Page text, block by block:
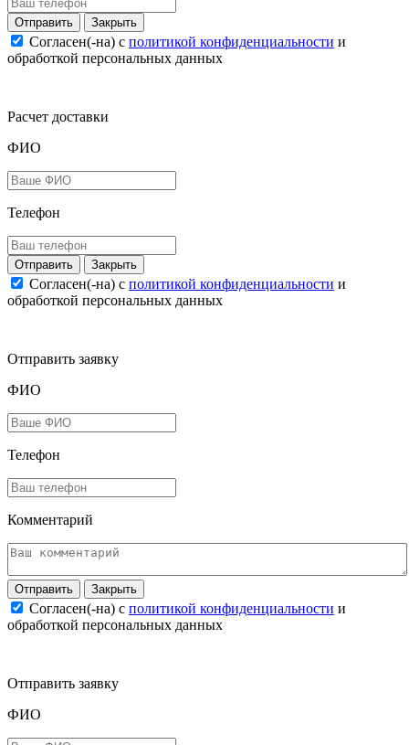
Закрыть
Согласен(-на) c политикой конфиденциальности и
обработкой персональных данных
Расчет доставки
ФИО
Телефон
Закрыть
Согласен(-на) c политикой конфиденциальности и
обработкой персональных данных
Отправить заявку
ФИО
Телефон
Комментарий
Закрыть
Согласен(-на) c политикой конфиденциальности и
обработкой персональных данных
Отправить заявку
ФИО